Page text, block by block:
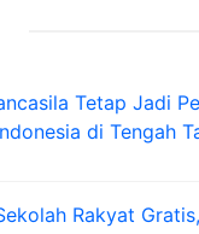
Tetap Jadi
di Tengah
Rakyat